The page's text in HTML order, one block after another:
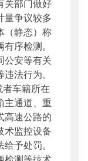
关部门做好
量争议较多
（静态）称
序检测。
公安等有关
法行为。
车籍所在
主通道、重
高速公路的
术监控设备
予处罚。